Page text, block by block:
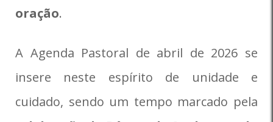
oração.
A Agenda Pastoral de abril de 2026 se
insere neste espírito de unidade e
cuidado, sendo um tempo marcado pela